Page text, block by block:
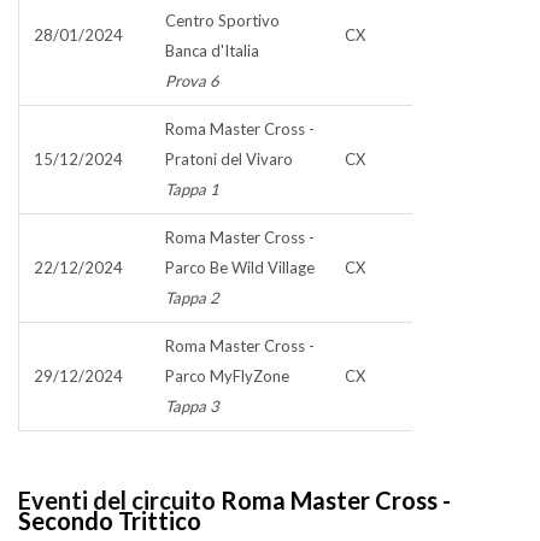
28/01/2024
Centro Sportivo
Banca d'Italia
Prova 6
CX
15/12/2024
Roma Master Cross -
Pratoni del Vivaro
Tappa 1
CX
22/12/2024
Roma Master Cross -
Parco Be Wild Village
Tappa 2
CX
29/12/2024
Roma Master Cross -
Parco MyFlyZone
Tappa 3
CX
Eventi del circuito Roma Master Cross -
Secondo Trittico